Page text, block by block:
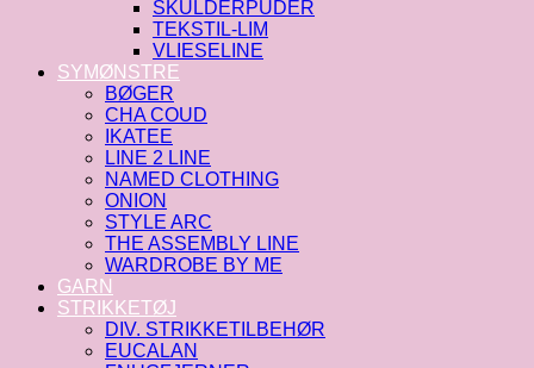
SKULDERPUDER
TEKSTIL-LIM
VLIESELINE
SYMØNSTRE
BØGER
CHA COUD
IKATEE
LINE 2 LINE
NAMED CLOTHING
ONION
STYLE ARC
THE ASSEMBLY LINE
WARDROBE BY ME
GARN
STRIKKETØJ
DIV. STRIKKETILBEHØR
EUCALAN